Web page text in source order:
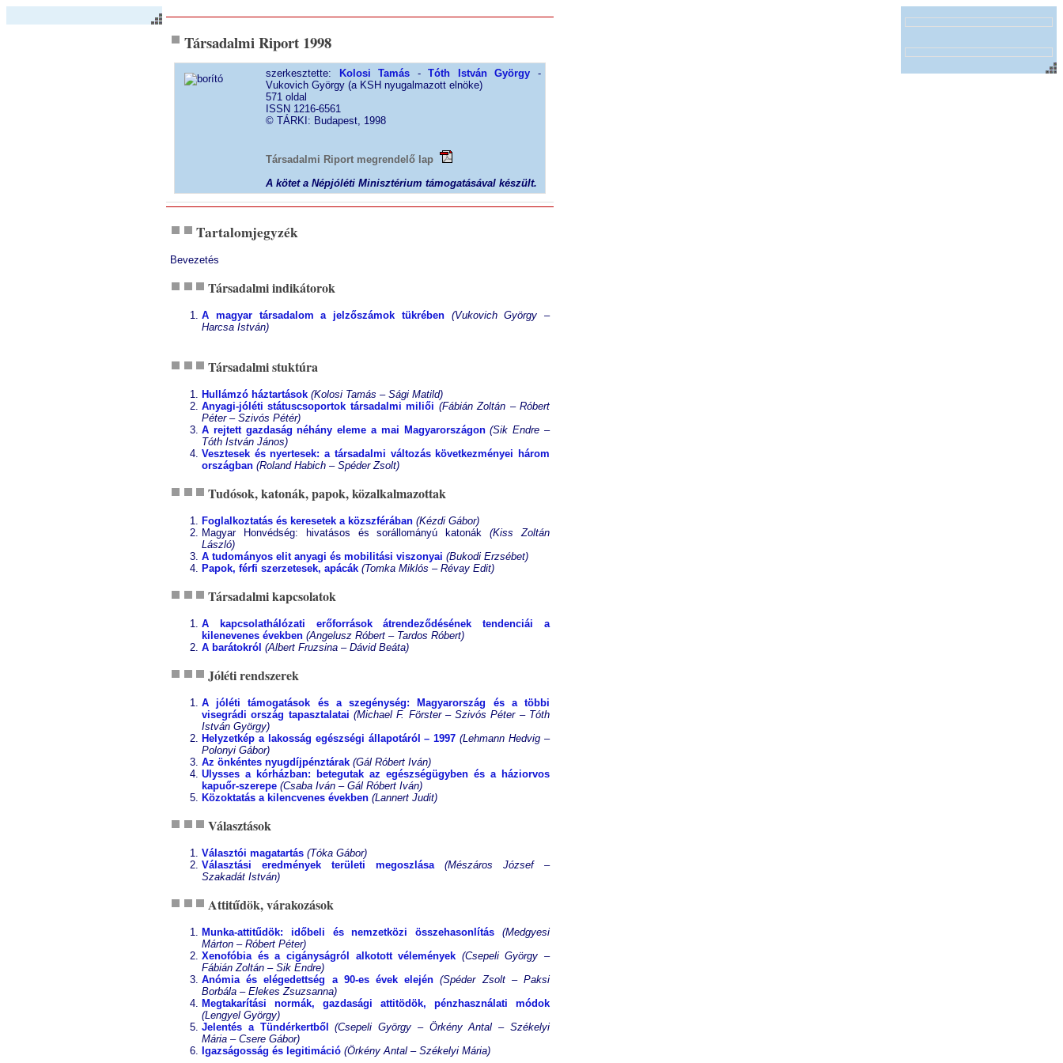
Társadalmi Riport 1998
szerkesztette: Kolosi Tamás -Tóth István György -
Vukovich György (a KSH nyugalmazott elnöke)
571 oldal
ISSN 1216-6561
© TÁRKI: Budapest, 1998
Társadalmi Riport megrendelő lap
A kötet a Népjóléti Minisztérium támogatásával készült.
Tartalomjegyzék
Bevezetés
Társadalmi indikátorok
A magyar társadalom a jelzőszámok tükrében
(Vukovich György –
Harcsa István)
Társadalmi stuktúra
Hullámzó háztartások (Kolosi Tamás – Sági Matild)
Anyagi-jóléti státuscsoportok társadalmi miliői (Fábián Zoltán – Róbert
Péter – Szivós Pétér)
A rejtett gazdaság néhány eleme a mai Magyarországon (Sik Endre –
Tóth István János)
Vesztesek és nyertesek: a társadalmi változás következményei három
országban (Roland Habich – Spéder Zsolt)
Tudósok, katonák, papok, közalkalmazottak
Foglalkoztatás és keresetek a közszférában (Kézdi Gábor)
Magyar Honvédség: hivatásos és sorállományú katonák (Kiss Zoltán
László)
A tudományos elit anyagi és mobilitási viszonyai (Bukodi Erzsébet)
Papok, férfi szerzetesek, apácák (Tomka Miklós – Révay Edit)
Társadalmi kapcsolatok
A kapcsolathálózati erőforrások átrendeződésének tendenciái a
kilenevenes években (Angelusz Róbert – Tardos Róbert)
A barátokról (Albert Fruzsina – Dávid Beáta)
Jóléti rendszerek
A jóléti támogatások és a szegénység: Magyarország és a többi
visegrádi ország tapasztalatai (Michael F. Förster – Szivós Péter – Tóth
István György)
Helyzetkép a lakosság egészségi állapotáról – 1997 (Lehmann Hedvig –
Polonyi Gábor)
Az önkéntes nyugdíjpénztárak (Gál Róbert Iván)
Ulysses a kórházban: betegutak az egészségügyben és a háziorvos
kapuőr-szerepe (Csaba Iván – Gál Róbert Iván)
Közoktatás a kilencvenes években (Lannert Judit)
Választások
Választói magatartás (Tóka Gábor)
Választási eredmények területi megoszlása
(Mészáros József –
Szakadát István)
Attitűdök, várakozások
Munka-attitűdök: időbeli és nemzetközi összehasonlítás
(Medgyesi
Márton – Róbert Péter)
Xenofóbia és a cigányságról alkotott vélemények (Csepeli György –
Fábián Zoltán – Sik Endre)
Anómia és elégedettség a 90-es évek elején (Spéder Zsolt – Paksi
Borbála – Elekes Zsuzsanna)
Megtakarítási normák, gazdasági attitödök, pénzhasználati módok
(Lengyel György)
Jelentés a Tündérkertből
(Csepeli György – Örkény Antal – Székelyi
Mária – Csere Gábor)
Igazságosság és legitimáció (Örkény Antal – Székelyi Mária)